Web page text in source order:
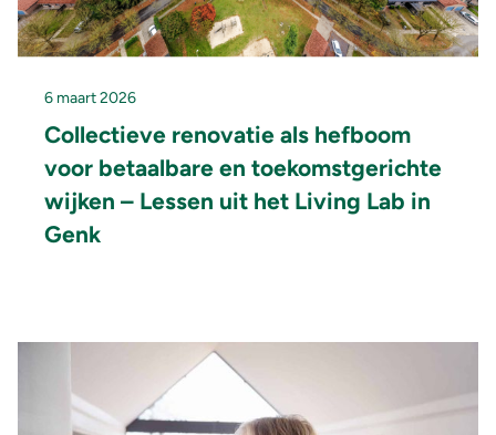
6 maart 2026
Collectieve renovatie als hefboom
voor betaalbare en toekomstgerichte
wijken – Lessen uit het Living Lab in
Genk